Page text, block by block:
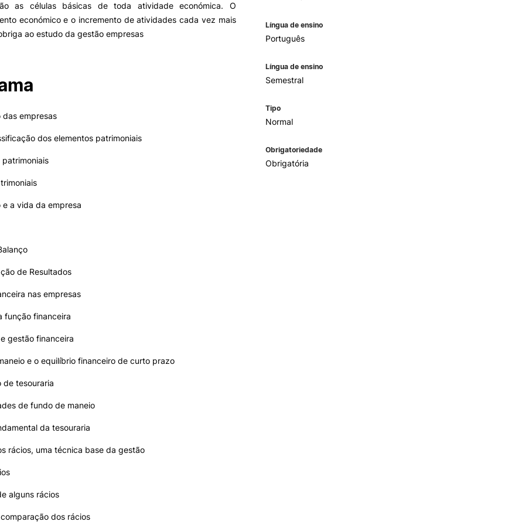
Impulso Adultos
Acessibilidades
Alojamento
as células básicas de toda atividade económica. O
económico e o incremento de atividades cada vez mais
ao estudo da gestão empresas
das empresas
dos elementos patrimoniais
patrimoniais
e a vida da empresa
de Resultados
nas empresas
função financeira
gestão financeira
e o equilíbrio financeiro de curto prazo
de tesouraria
de fundo de maneio
da tesouraria
rácios, uma técnica base da gestão
alguns rácios
dos rácios
Língua de ensino
Português
Língua de ensino
Semestral
Tipo
Normal
Obrigatoriedade
Obrigatória